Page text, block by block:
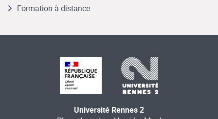
Formation à distance
Université Rennes 2